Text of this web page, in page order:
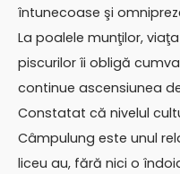
întunecoase şi
La poalele munţilor,
piscurilor îi obligă
continue ascensiunea
Constatat că nivelul
Câmpulung este unul
liceu au, fără nici o